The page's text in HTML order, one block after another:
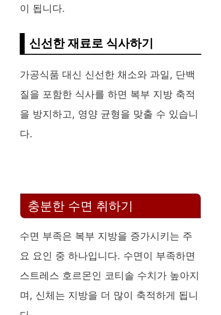
이 됩니다.
신선한 재료로 식사하기
가공식품 대신 신선한 채소와 과일, 단백
질을 포함한 식사를 하면 복부 지방 축적
을 방지하고, 영양 균형을 맞출 수 있습니
다.
충분한 수면 취하기
수면 부족은 복부 지방을 증가시키는 주
요 요인 중 하나입니다. 수면이 부족하면
스트레스 호르몬인 코티솔 수치가 높아지
며, 신체는 지방을 더 많이 축적하게 됩니